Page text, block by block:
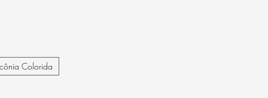
Colorida